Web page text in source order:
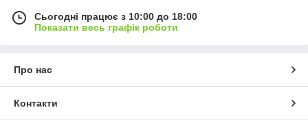
Сьогодні працює з 10:00 до 18:00
Показати весь графік роботи
Про нас
Контакти